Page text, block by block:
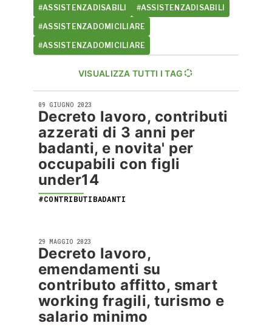
#ASSISTENZADISABILI #ASSISTENZADISABILI
#ASSISTENZADOMICILIARE
#ASSISTENZADOMICILIARE
VISUALIZZA TUTTI I TAG
09 GIUGNO 2023
Decreto lavoro, contributi
azzerati di 3 anni per
badanti, e novita' per
occupabili con figli
under14
#CONTRIBUTIBADANTI
29 MAGGIO 2023
Decreto lavoro,
emendamenti su
contributo affitto, smart
working fragili, turismo e
salario minimo